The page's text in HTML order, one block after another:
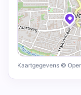
Kaartgegevens ©